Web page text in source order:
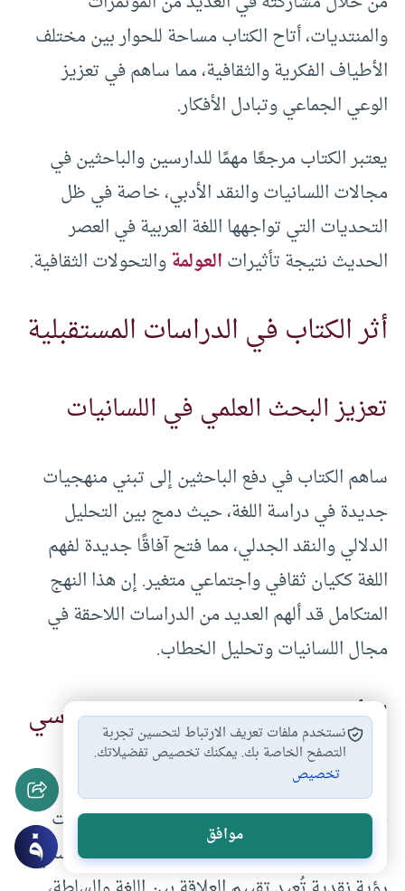
والمنتديات، أتاح الكتاب مساحة للحوار بين مختلف
الأطياف الفكرية والثقافية، مما ساهم في تعزيز
الوعي الجماعي وتبادل الأفكار.
يعتبر الكتاب مرجعًا مهمًا للدارسين والباحثين في
مجالات اللسانيات والنقد الأدبي، خاصة في ظل
التحديات التي تواجهها اللغة العربية في العصر
الحديث نتيجة تأثيراتالعولمةوالتحولات الثقافية.
أثر الكتاب في الدراسات المستقبلية
تعزيز البحث العلمي في اللسانيات
ساهم الكتاب في دفع الباحثين إلى تبني منهجيات
جديدة في دراسة اللغة، حيث دمج بين التحليل
الدلالي والنقد الجدلي، مما فتح آفاقًا جديدة لفهم
اللغة ككيان ثقافي واجتماعي متغير. إن هذا النهج
المتكامل قد ألهم العديد من الدراسات اللاحقة في
مجال اللسانيات وتحليل الخطاب.
التأثير على النقاش الثقافي والسياسي
لم يقتصر تأثير الكتاب على الجانب الأكاديمي
فحسب، بل تجاوز ذلك ليصل إلى صلب النقاشات
الثقافية والسياسية في العالم العربي. فقدّم المسدّي
نستخدم ملفات تعريف الارتباط لتحسين تجربة
التصفح الخاصة بك. يمكنك تخصيص تفضيلاتك.
تخصيص
موافق